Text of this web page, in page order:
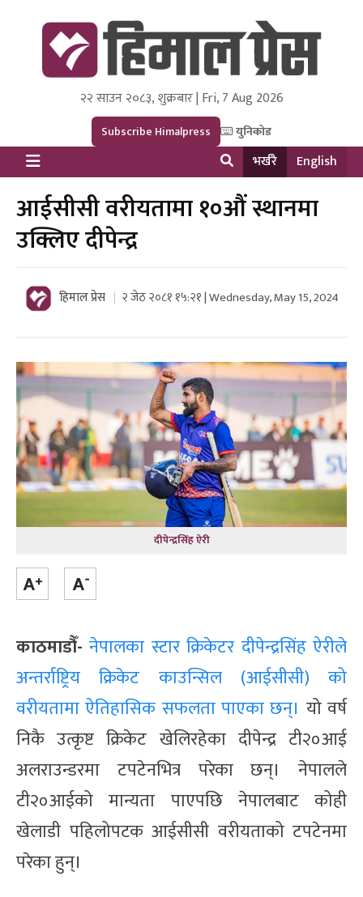
Himal Press
Dot NewsyNepal Media and Research Pvt Ltd.
२२ साउन २०८३, शुक्रबार | Fri, 7 Aug 2026
Subscribe Himalpress युनिकोड
भर्खरै English
आईसीसी वरीयतामा १०औं स्थानमा
उक्लिए दीपेन्द्र
हिमाल प्रेस २ जेठ २०८१ १५:२१ | Wednesday, May 15, 2024
दीपेन्द्रसिंह ऐरी
काठमाडौँ- नेपालका स्टार क्रिकेटर दीपेन्द्रसिंह ऐरीले
अन्तर्राष्ट्रिय क्रिकेट काउन्सिल (आईसीसी) को
वरीयतामा ऐतिहासिक सफलता पाएका छन्। यो वर्ष
निकै उत्कृष्ट क्रिकेट खेलिरहेका दीपेन्द्र टी२०आई
अलराउन्डरमा टपटेनभित्र परेका छन्। नेपालले
टी२०आईको मान्यता पाएपछि नेपालबाट कोही
खेलाडी पहिलोपटक आईसीसी वरीयताको टपटेनमा
परेका हुन्।